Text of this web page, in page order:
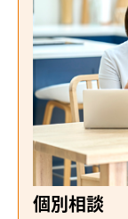
個別相談